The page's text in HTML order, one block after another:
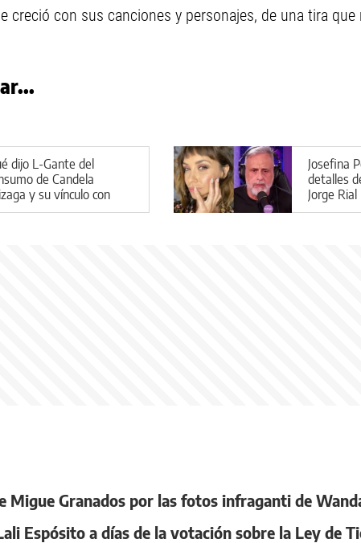
creció con sus canciones y personajes, de una tira que
dijo L-Gante del
de Candela
y su vínculo con
Moyano
Josefina
detalles
Jorge Rial
Migue Granados por las fotos infraganti de
Espósito a días de la votación sobre la Ley de